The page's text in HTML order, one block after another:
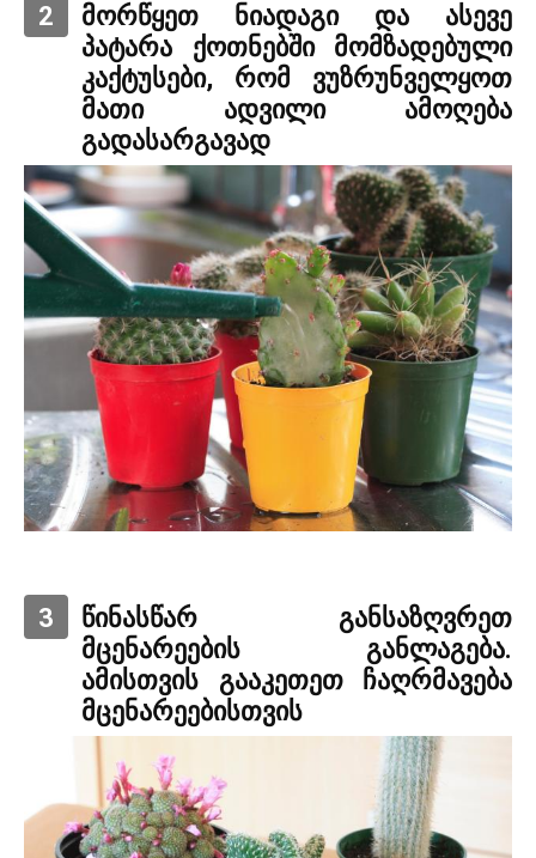
2
მორწყეთ ნიადაგი და ასევე
პატარა ქოთნებში მომზადებული
კაქტუსები, რომ ვუზრუნველყოთ
მათი ადვილი ამოღება
გადასარგავად
3
წინასწარ განსაზღვრეთ
მცენარეების განლაგება.
ამისთვის გააკეთეთ ჩაღრმავება
მცენარეებისთვის